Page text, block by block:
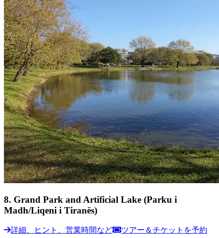
8. Grand Park and Artificial Lake (Parku i
Madh/Liqeni i Tiranës)
詳細、ヒント、営業時間など ツアー＆チケットを予約